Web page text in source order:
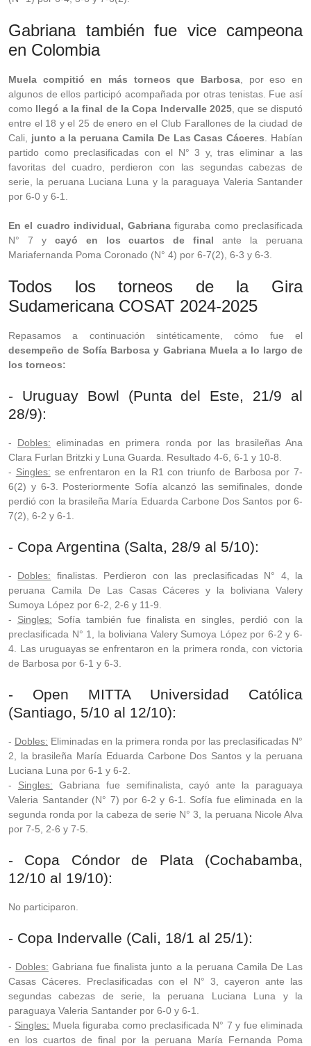
Gabriana también fue vice campeona
en Colombia
Muela compitió en más torneos que Barbosa , por eso en
algunos de ellos participó acompañada por otras tenistas. Fue así
como llegó a la final de la Copa Indervalle 2025 , que se disputó
entre el 18 y el 25 de enero en el Club Farallones de la ciudad de
Cali, junto a la peruana Camila De Las Casas Cáceres . Habían
partido como preclasificadas con el N° 3 y, tras eliminar a las
favoritas del cuadro, perdieron con las segundas cabezas de
serie, la peruana Luciana Luna y la paraguaya Valeria Santander
por 6-0 y 6-1.
En el cuadro individual, Gabrianafiguraba como preclasificada
N° 7 y cayó en los cuartos de final ante la peruana
Mariafernanda Poma Coronado (N° 4) por 6-7(2), 6-3 y 6-3.
Todos los torneos de la Gira
Sudamericana COSAT 2024-2025
Repasamos a continuación sintéticamente, cómo fue el
desempeño de Sofía Barbosa y Gabriana Muela a lo largo de
los torneos:
- Uruguay Bowl (Punta del Este, 21/9 al
28/9):
- Dobles: eliminadas en primera ronda por las brasileñas Ana
Clara Furlan Britzki y Luna Guarda. Resultado 4-6, 6-1 y 10-8.
- Singles: se enfrentaron en la R1 con triunfo de Barbosa por 7-
6(2) y 6-3. Posteriormente Sofía alcanzó las semifinales, donde
perdió con la brasileña María Eduarda Carbone Dos Santos por 6-
7(2), 6-2 y 6-1.
- Copa Argentina (Salta, 28/9 al 5/10):
- Dobles: finalistas. Perdieron con las preclasificadas N° 4, la
peruana Camila De Las Casas Cáceres y la boliviana Valery
Sumoya López por 6-2, 2-6 y 11-9.
- Singles: Sofía también fue finalista en singles, perdió con la
preclasificada N° 1, la boliviana Valery Sumoya López por 6-2 y 6-
4. Las uruguayas se enfrentaron en la primera ronda, con victoria
de Barbosa por 6-1 y 6-3.
- Open MITTA Universidad Católica
(Santiago, 5/10 al 12/10):
- Dobles: Eliminadas en la primera ronda por las preclasificadas N°
2, la brasileña María Eduarda Carbone Dos Santos y la peruana
Luciana Luna por 6-1 y 6-2.
- Singles: Gabriana fue semifinalista, cayó ante la paraguaya
Valeria Santander (N° 7) por 6-2 y 6-1. Sofía fue eliminada en la
segunda ronda por la cabeza de serie N° 3, la peruana Nicole Alva
por 7-5, 2-6 y 7-5.
- Copa Cóndor de Plata (Cochabamba,
12/10 al 19/10):
No participaron.
- Copa Indervalle (Cali, 18/1 al 25/1):
- Dobles: Gabriana fue finalista junto a la peruana Camila De Las
Casas Cáceres. Preclasificadas con el N° 3, cayeron ante las
segundas cabezas de serie, la peruana Luciana Luna y la
paraguaya Valeria Santander por 6-0 y 6-1.
- Singles: Muela figuraba como preclasificada N° 7 y fue eliminada
en los cuartos de final por la peruana María Fernanda Poma